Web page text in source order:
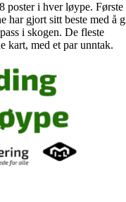
poster i hver løype. Første
har gjort sitt beste med å
i skogen. De fleste
kart, med et par unntak.